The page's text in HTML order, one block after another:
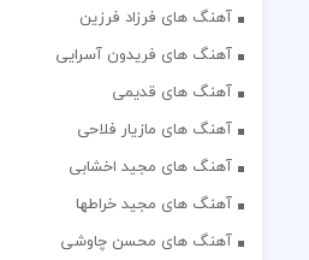
آهنگ های فرزاد فرزین
آهنگ های فریدون آسرایی
آهنگ های قدیمی
آهنگ های مازیار فلاحی
آهنگ های مجید اخشابی
آهنگ های مجید خراطها
آهنگ های محسن چاوشی